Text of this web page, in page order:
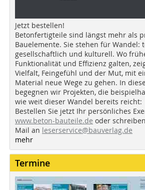
Jetzt bestellen!
Betonfertigteile sind längst mehr als
Bauelemente. Sie stehen für Wandel:
gesellschaftlich und kulturell. Wo
Funktionalität und Effizienz galten,
Vielfalt, Feingefühl und der Mut, mit
Material neue Wege zu gehen. In
begegnen wir Projekten, die
wie weit dieser Wandel bereits reicht:
Bestellen Sie jetzt Ihr persönliches
www.beton-bauteile.de oder
Mail an leserservice@bauverlag.de
mehr
Termine